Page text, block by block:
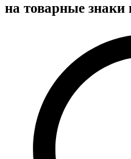
на товарные знаки